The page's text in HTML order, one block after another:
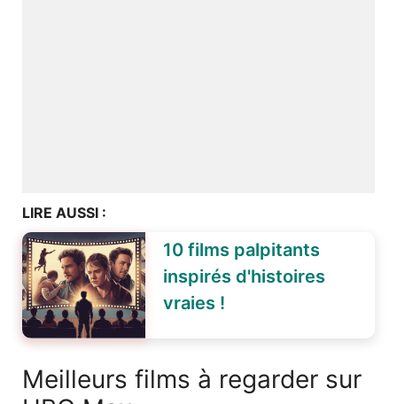
LIRE AUSSI :
10 films palpitants
inspirés d'histoires
vraies !
Meilleurs films à regarder sur